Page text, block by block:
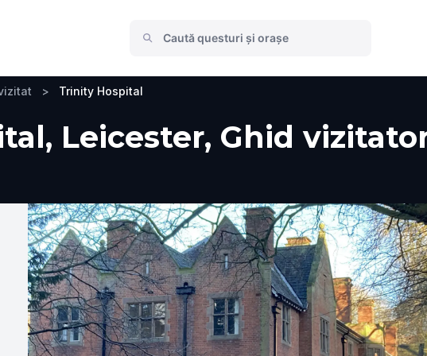
> Trinity Hospital
Leicester, Ghid